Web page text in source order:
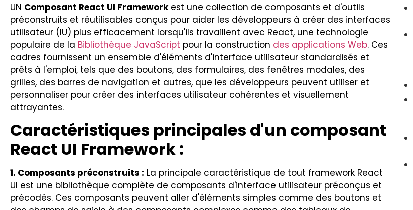
UN Composant React UI Frameworkest une collection de composants et d'outils
préconstruits et réutilisables conçus pour aider les développeurs à créer des interfaces
utilisateur (IU) plus efficacement lorsqu'ils travaillent avec React, une technologie
populaire de la Bibliothèque JavaScript pour la construction des applications Web. Ces
cadres fournissent un ensemble d'éléments d'interface utilisateur standardisés et
prêts à l'emploi, tels que des boutons, des formulaires, des fenêtres modales, des
grilles, des barres de navigation et autres, que les développeurs peuvent utiliser et
personnaliser pour créer des interfaces utilisateur cohérentes et visuellement
attrayantes.
Caractéristiques principales d'un composant
React UI Framework :
1. Composants préconstruits : La principale caractéristique de tout framework React
UI est une bibliothèque complète de composants d'interface utilisateur préconçus et
précodés. Ces composants peuvent aller d'éléments simples comme des boutons et